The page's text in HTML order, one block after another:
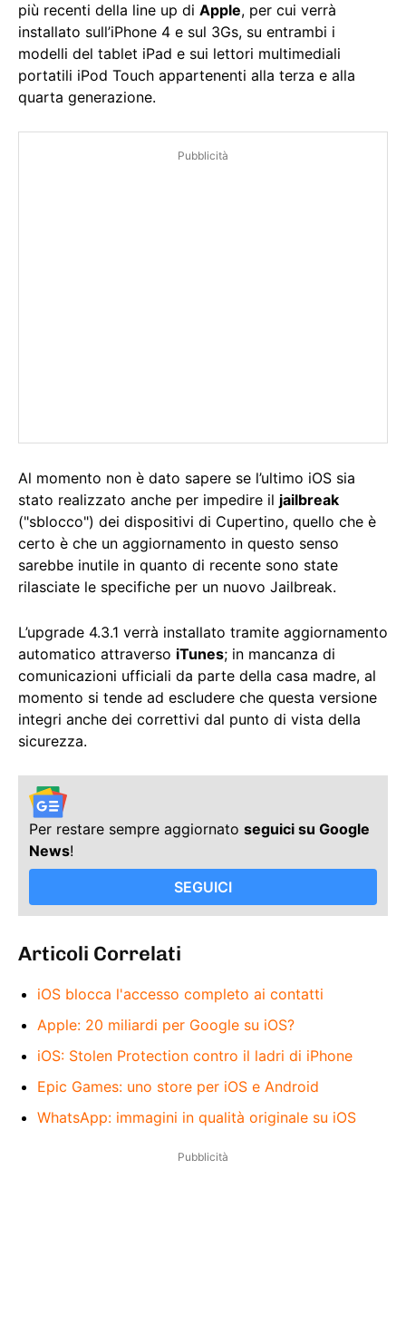
più recenti della line up di Apple, per cui verrà
installato sull’iPhone 4 e sul 3Gs, su entrambi i
modelli del tablet iPad e sui lettori multimediali
portatili iPod Touch appartenenti alla terza e alla
quarta generazione.
Pubblicità
Al momento non è dato sapere se l’ultimo iOS sia
stato realizzato anche per impedire il jailbreak
("sblocco") dei dispositivi di Cupertino, quello che è
certo è che un aggiornamento in questo senso
sarebbe inutile in quanto di recente sono state
rilasciate le specifiche per un nuovo Jailbreak.
L’upgrade 4.3.1 verrà installato tramite aggiornamento
automatico attraverso iTunes; in mancanza di
comunicazioni ufficiali da parte della casa madre, al
momento si tende ad escludere che questa versione
integri anche dei correttivi dal punto di vista della
sicurezza.
Per restare sempre aggiornato seguici su Google
News!
SEGUICI
Articoli Correlati
iOS blocca l'accesso completo ai contatti
Apple: 20 miliardi per Google su iOS?
iOS: Stolen Protection contro il ladri di iPhone
Epic Games: uno store per iOS e Android
WhatsApp: immagini in qualità originale su iOS
Pubblicità